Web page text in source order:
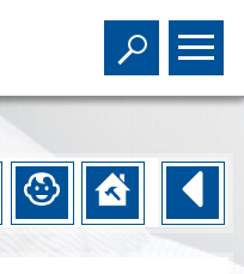
Toggle